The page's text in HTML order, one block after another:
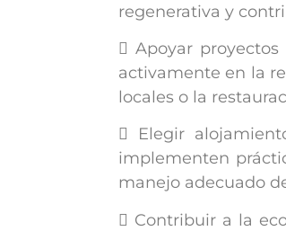
regenerativa y
 Apoyar
activamente en la
locales o la
 Elegir
implementen
manejo adecuado
 Contribuir a la